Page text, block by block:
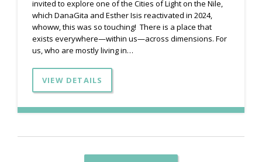
invited to explore one of the Cities of Light on the Nile,
which DanaGita and Esther Isis reactivated in 2024,
whoww, this was so touching! There is a place that
exists everywhere—within us—across dimensions. For
us, who are mostly living in…
VIEW DETAILS